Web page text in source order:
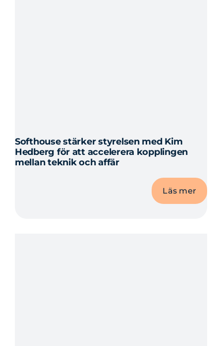
Softhouse stärker styrelsen med Kim
Hedberg för att accelerera kopplingen
mellan teknik och affär
Läs mer